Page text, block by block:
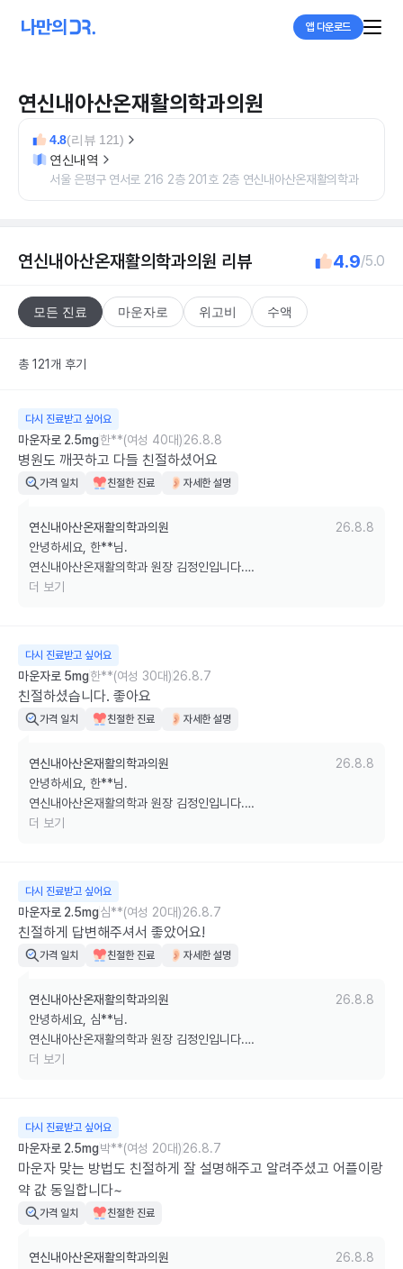
앱 다운로드
연신내아산온재활의학과의원
4.8(리뷰 121)
연신내역
서울 은평구 연서로 216 2층 201호 2층 연신내아산온재활의학과
연신내아산온재활의학과의원 리뷰 4.9/5.0
모든 진료 마운자로 위고비 수액
총 121개 후기
다시 진료받고 싶어요
마운자로 2.5mg한**(여성 40대)26.8.8
병원도 깨끗하고 다들 친절하셨어요
가격 일치 친절한 진료 자세한 설명
연신내아산온재활의학과의원
26.8.8
안녕하세요, 한**님.
연신내아산온재활의학과 원장 김정인입니다.
하게 진료받으실 수 있도록 항상 최선을 다하겠습니다.
감사합니다.
더 보기
다시 진료받고 싶어요
마운자로 5mg한**(여성 30대)26.8.7
친절하셨습니다. 좋아요
가격 일치 친절한 진료 자세한 설명
연신내아산온재활의학과의원
26.8.8
안녕하세요, 한**님.
연신내아산온재활의학과 원장 김정인입니다.
료로 보답하겠습니다.
감사합니다.
더 보기
다시 진료받고 싶어요
마운자로 2.5mg심**(여성 20대)26.8.7
친절하게 답변해주셔서 좋았어요!
가격 일치 친절한 진료 자세한 설명
연신내아산온재활의학과의원
26.8.8
안녕하세요, 심**님.
연신내아산온재활의학과 원장 김정인입니다.
습니다.
감사합니다.
더 보기
다시 진료받고 싶어요
마운자로 2.5mg박**(여성 20대)26.8.7
마운자 맞는 방법도 친절하게 잘 설명해주고 알려주셨고 어플이랑
약 값 동일합니다~
가격 일치 친절한 진료
연신내아산온재활의학과의원
26.8.8